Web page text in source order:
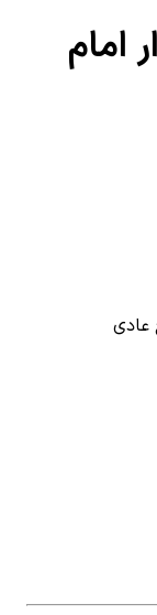
امام
عادی